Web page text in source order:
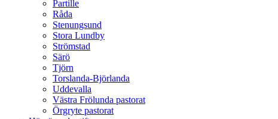
Partille
Råda
Stenungsund
Stora Lundby
Strömstad
Särö
Tjörn
Torslanda-Björlanda
Uddevalla
Västra Frölunda pastorat
Örgryte pastorat